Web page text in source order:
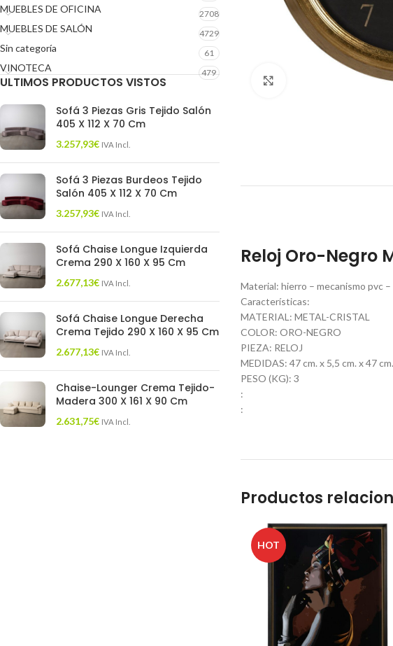
MUEBLES DE OFICINA 2708
MUEBLES DE SALÓN 4729
Sin categoría 61
VINOTECA 479
ULTIMOS PRODUCTOS VISTOS
Sofá 3 Piezas Gris Tejido Salón
405 X 112 X 70 Cm
3.257,93€ IVA Incl.
Sofá 3 Piezas Burdeos Tejido
Salón 405 X 112 X 70 Cm
3.257,93€ IVA Incl.
Sofá Chaise Longue Izquierda
Crema 290 X 160 X 95 Cm
2.677,13€ IVA Incl.
Sofá Chaise Longue Derecha
Crema Tejido 290 X 160 X 95 Cm
2.677,13€ IVA Incl.
Chaise-Lounger Crema Tejido-
Madera 300 X 161 X 90 Cm
2.631,75€ IVA Incl.
Reloj Oro-Negro
Material: hierro – mecanismo pvc
Características:
MATERIAL: METAL-CRISTAL
COLOR: ORO-NEGRO
PIEZA: RELOJ
MEDIDAS: 47 cm. x 5,5 cm. x 47 cm.
PESO (KG): 3
:
:
Productos
HOT